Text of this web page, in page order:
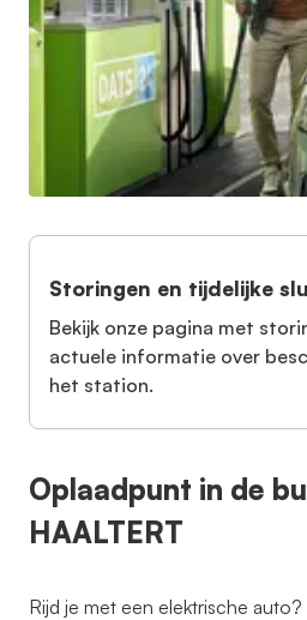
Storingen en tijdelijke
Bekijk onze pagina met
actuele informatie over
het station.
Oplaadpunt in de
HAALTERT
Rijd je met een elektrische auto?